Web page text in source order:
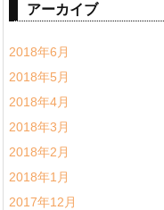
アーカイブ
2018年6月
2018年5月
2018年4月
2018年3月
2018年2月
2018年1月
2017年12月